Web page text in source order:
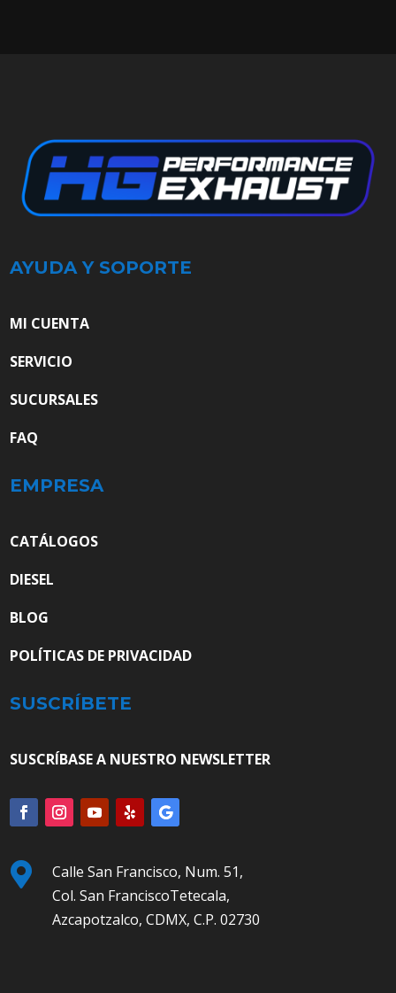
AYUDA Y SOPORTE
MI CUENTA
SERVICIO
SUCURSALES
FAQ
EMPRESA
CATÁLOGOS
DIESEL
BLOG
POLÍTICAS DE PRIVACIDAD
SUSCRÍBETE
SUSCRÍBASE A NUESTRO NEWSLETTER

Calle San Francisco, Num. 51,
Col. San FranciscoTetecala,
Azcapotzalco, CDMX, C.P. 02730